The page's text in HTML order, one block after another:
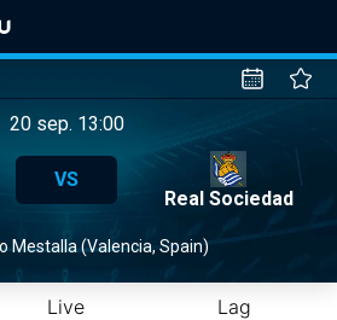
20 sep. 13:00
VS
Real Sociedad
Mestalla (Valencia, Spain)
Live Lag